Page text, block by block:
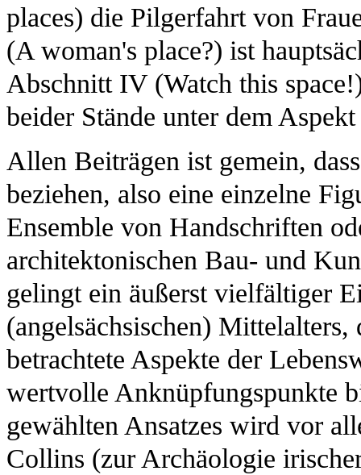
places) die Pilgerfahrt von
(A woman's place?) ist
Abschnitt IV (Watch this
beider Stände unter dem
Allen Beiträgen ist gemein,
beziehen, also eine einzelne
Ensemble von Handschriften
architektonischen Bau- und
gelingt ein äußerst vielfältiger
(angelsächsischen)
betrachtete Aspekte der
wertvolle Anknüpfungspunkte
gewählten Ansatzes wird vor
Collins (zur Archäologie